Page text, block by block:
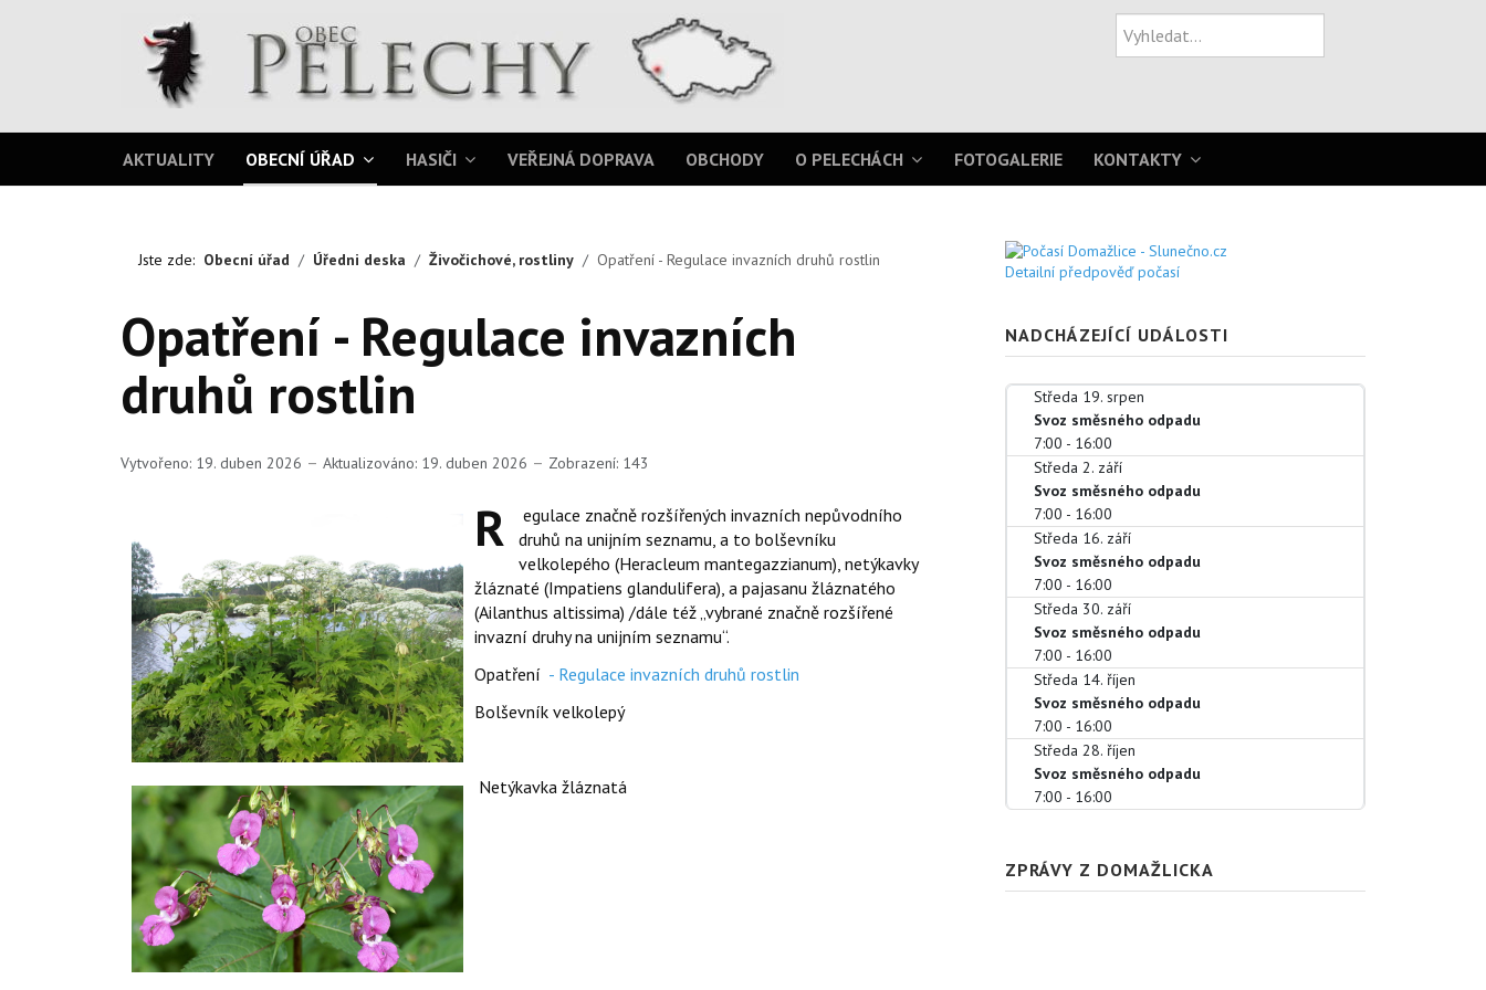
Hledat
AKTUALITY OBECNÍ ÚŘAD HASIČI VEŘEJNÁ DOPRAVA OBCHODY O PELECHÁCH FOTOGALERIE KONTAKTY
Jste zde: Obecní úřad Úředni deska Živočichové, rostliny Opatření - Regulace invazních druhů rostlin
Opatření - Regulace invazních
druhů rostlin
Vytvořeno: 19. duben 2026 Aktualizováno: 19. duben 2026 Zobrazení: 143
R
egulace značně rozšířených invazních nepůvodního
druhů na unijním seznamu, a to bolševníku
velkolepého (Heracleum mantegazzianum), netýkavky
žláznaté (Impatiens glandulifera), a pajasanu žláznatého
(Ailanthus altissima) /dále též „vybrané značně rozšířené
invazní druhy na unijním seznamu“.
Opatření - Regulace invazních druhů rostlin
Bolševník velkolepý
Netýkavka žláznatá
Detailní předpověď počasí
NADCHÁZEJÍCÍ UDÁLOSTI
Středa 19. srpen
Svoz směsného odpadu
7:00 - 16:00
Středa 2. září
Svoz směsného odpadu
7:00 - 16:00
Středa 16. září
Svoz směsného odpadu
7:00 - 16:00
Středa 30. září
Svoz směsného odpadu
7:00 - 16:00
Středa 14. říjen
Svoz směsného odpadu
7:00 - 16:00
Středa 28. říjen
Svoz směsného odpadu
7:00 - 16:00
ZPRÁVY Z DOMAŽLICKA